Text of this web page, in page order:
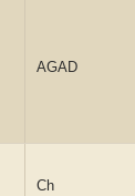
AGAD
Ch